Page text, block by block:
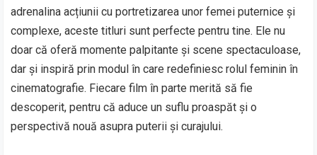
adrenalina acțiunii cu portretizarea unor femei puternice și
complexe, aceste titluri sunt perfecte pentru tine. Ele nu
doar că oferă momente palpitante și scene spectaculoase,
dar și inspiră prin modul în care redefiniesc rolul feminin în
cinematografie. Fiecare film în parte merită să fie
descoperit, pentru că aduce un suflu proaspăt și o
perspectivă nouă asupra puterii și curajului.